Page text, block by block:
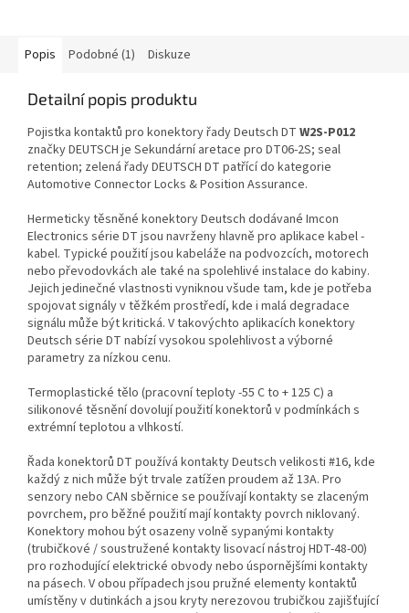
Popis Podobné (1) Diskuze
Detailní popis produktu
Pojistka kontaktů pro konektory řady Deutsch DT W2S-P012
značky DEUTSCH je Sekundární aretace pro DT06-2S; seal
retention; zelená řady DEUTSCH DT patřící do kategorie
Automotive Connector Locks & Position Assurance.
Hermeticky těsněné konektory Deutsch dodávané Imcon
Electronics série DT jsou navrženy hlavně pro aplikace kabel -
kabel. Typické použití jsou kabeláže na podvozcích, motorech
nebo převodovkách ale také na spolehlivé instalace do kabiny.
Jejich jedinečné vlastnosti vyniknou všude tam, kde je potřeba
spojovat signály v těžkém prostředí, kde i malá degradace
signálu může být kritická. V takovýchto aplikacích konektory
Deutsch série DT nabízí vysokou spolehlivost a výborné
parametry za nízkou cenu.
Termoplastické tělo (pracovní teploty -55 C to + 125 C) a
silikonové těsnění dovolují použití konektorů v podmínkách s
extrémní teplotou a vlhkostí.
Řada konektorů DT používá kontakty Deutsch velikosti #16, kde
každý z nich může být trvale zatížen proudem až 13A. Pro
senzory nebo CAN sběrnice se používají kontakty se zlaceným
povrchem, pro běžné použití mají kontakty povrch niklovaný.
Konektory mohou být osazeny volně sypanými kontakty
(trubičkové / soustružené kontakty lisovací nástroj HDT-48-00)
pro rozhodující elektrické obvody nebo úspornějšími kontakty
na pásech. V obou případech jsou pružné elementy kontaktů
umístěny v dutinkách a jsou kryty nerezovou trubičkou zajišťující